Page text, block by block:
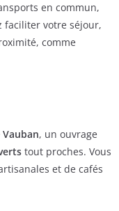
en commun,
faciliter votre séjour,
comme
Vauban, un ouvrage
tout proches. Vous
et de cafés